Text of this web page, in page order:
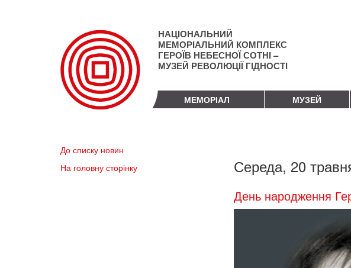
НАЦІОНАЛЬНИЙ
МЕМОРІАЛЬНИЙ КОМПЛЕКС
ГЕРОЇВ НЕБЕСНОЇ СОТНІ –
МУЗЕЙ РЕВОЛЮЦІЇ ГІДНОСТІ
МЕМОРІАЛ МУЗЕЙ
До списку новин
На головну сторінку
Середа, 20
День народження